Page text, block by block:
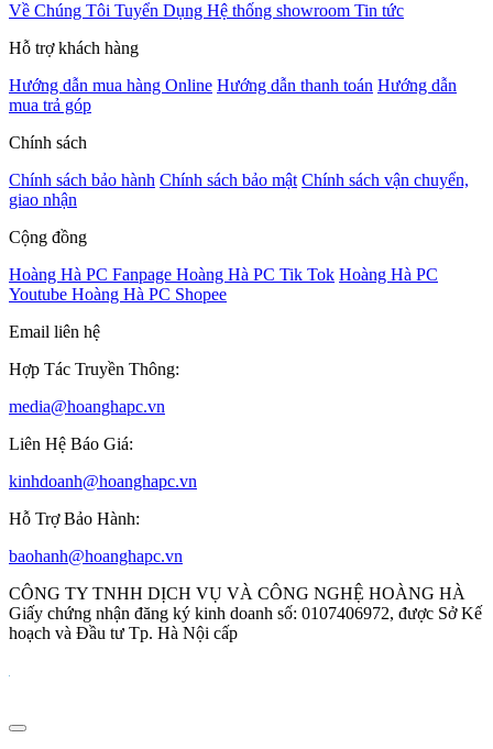
Về Chúng Tôi Tuyển Dụng Hệ thống showroom Tin tức
Hỗ trợ khách hàng
Hướng dẫn mua hàng Online Hướng dẫn thanh toán Hướng dẫn
mua trả góp
Chính sách
Chính sách bảo hành Chính sách bảo mật Chính sách vận chuyển,
giao nhận
Cộng đồng
Hoàng Hà PC Fanpage Hoàng Hà PC Tik Tok Hoàng Hà PC
Youtube Hoàng Hà PC Shopee
Email liên hệ
Hợp Tác Truyền Thông:
media@hoanghapc.vn
Liên Hệ Báo Giá:
kinhdoanh@hoanghapc.vn
Hỗ Trợ Bảo Hành:
baohanh@hoanghapc.vn
CÔNG TY TNHH DỊCH VỤ VÀ CÔNG NGHỆ HOÀNG HÀ
Giấy chứng nhận đăng ký kinh doanh số: 0107406972, được Sở Kế
hoạch và Đầu tư Tp. Hà Nội cấp